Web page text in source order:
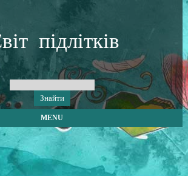
підлітків
MENU